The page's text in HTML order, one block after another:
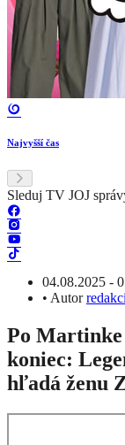
Najvyšší čas
Sleduj TV JOJ
04.08.2025 -
• Autor
Po
koniec:
hľadá ženu